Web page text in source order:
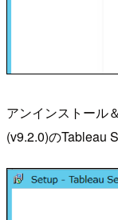
アンインストール
(v9.2.0)のTableau